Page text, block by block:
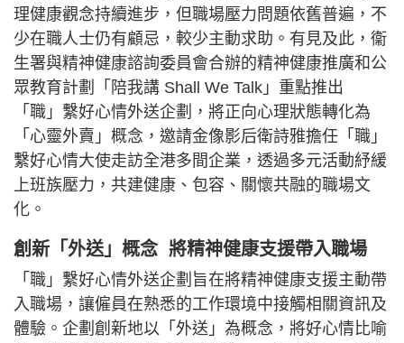
理健康觀念持續進步，但職場壓力問題依舊普遍，不
少在職人士仍有顧忌，較少主動求助。有見及此，衞
生署與精神健康諮詢委員會合辦的精神健康推廣和公
眾教育計劃「陪我講 Shall We Talk」重點推出
「職」繫好心情外送企劃，將正向心理狀態轉化為
「心靈外賣」概念，邀請金像影后衛詩雅擔任「職」
繫好心情大使走訪全港多間企業，透過多元活動紓緩
上班族壓力，共建健康、包容、關懷共融的職場文
化。
創新「外送」概念 將精神健康支援帶入職場
「職」繫好心情外送企劃旨在將精神健康支援主動帶
入職場，讓僱員在熟悉的工作環境中接觸相關資訊及
體驗。企劃創新地以「外送」為概念，將好心情比喻